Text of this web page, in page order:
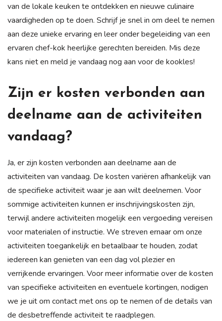
van de lokale keuken te ontdekken en nieuwe culinaire
vaardigheden op te doen. Schrijf je snel in om deel te nemen
aan deze unieke ervaring en leer onder begeleiding van een
ervaren chef-kok heerlijke gerechten bereiden. Mis deze
kans niet en meld je vandaag nog aan voor de kookles!
Zijn er kosten verbonden aan
deelname aan de activiteiten
vandaag?
Ja, er zijn kosten verbonden aan deelname aan de
activiteiten van vandaag. De kosten variëren afhankelijk van
de specifieke activiteit waar je aan wilt deelnemen. Voor
sommige activiteiten kunnen er inschrijvingskosten zijn,
terwijl andere activiteiten mogelijk een vergoeding vereisen
voor materialen of instructie. We streven ernaar om onze
activiteiten toegankelijk en betaalbaar te houden, zodat
iedereen kan genieten van een dag vol plezier en
verrijkende ervaringen. Voor meer informatie over de kosten
van specifieke activiteiten en eventuele kortingen, nodigen
we je uit om contact met ons op te nemen of de details van
de desbetreffende activiteit te raadplegen.